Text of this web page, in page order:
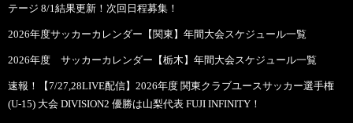
テージ 8/1結果更新！次回日程募集！
2026年度サッカーカレンダー【関東】年間大会スケジュール一覧
2026年度 サッカーカレンダー【栃木】年間大会スケジュール一覧
速報！【7/27,28LIVE配信】2026年度 関東クラブユースサッカー選手権
(U-15) 大会 DIVISION2 優勝は山梨代表 FUJI INFINITY！